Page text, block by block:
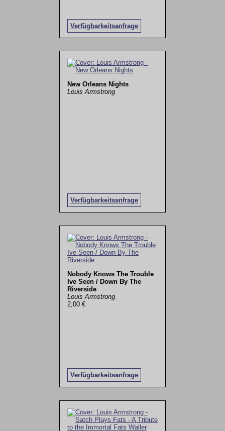
Verfügbarkeitsanfrage
New Orleans Nights
Louis Armstrong
Verfügbarkeitsanfrage
Nobody Knows The Trouble
Ive Seen / Down By The
Riverside
Louis Armstrong
2,00 €
Verfügbarkeitsanfrage